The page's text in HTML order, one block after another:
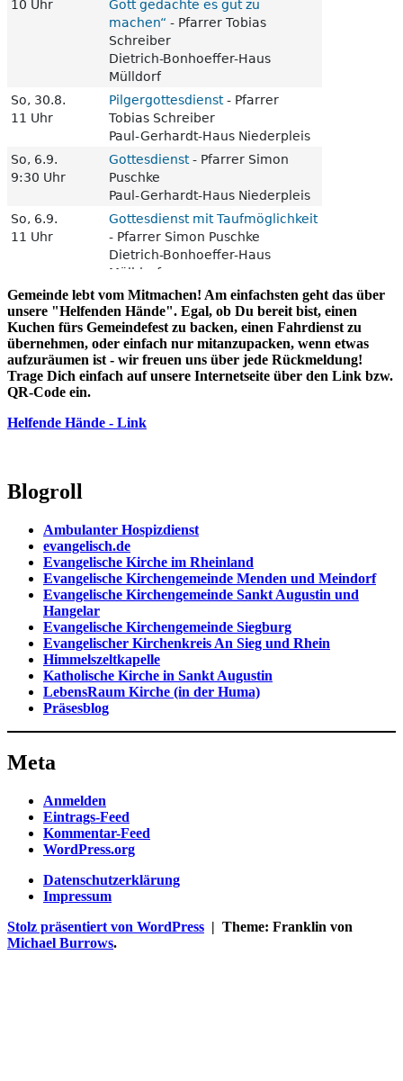
Gemeinde lebt vom Mitmachen! Am einfachsten geht das über
unsere "Helfenden Hände". Egal, ob Du bereit bist, einen
Kuchen fürs Gemeindefest zu backen, einen Fahrdienst zu
übernehmen, oder einfach nur mitanzupacken, wenn etwas
aufzuräumen ist - wir freuen uns über jede Rückmeldung!
Trage Dich einfach auf unsere Internetseite über den Link bzw.
QR-Code ein.
Helfende Hände - Link
Blogroll
Ambulanter Hospizdienst
evangelisch.de
Evangelische Kirche im Rheinland
Evangelische Kirchengemeinde Menden und Meindorf
Evangelische Kirchengemeinde Sankt Augustin und
Hangelar
Evangelische Kirchengemeinde Siegburg
Evangelischer Kirchenkreis An Sieg und Rhein
Himmelszeltkapelle
Katholische Kirche in Sankt Augustin
LebensRaum Kirche (in der Huma)
Präsesblog
Meta
Anmelden
Eintrags-Feed
Kommentar-Feed
WordPress.org
Datenschutzerklärung
Impressum
Stolz präsentiert von WordPress | Theme: Franklin von
Michael Burrows.